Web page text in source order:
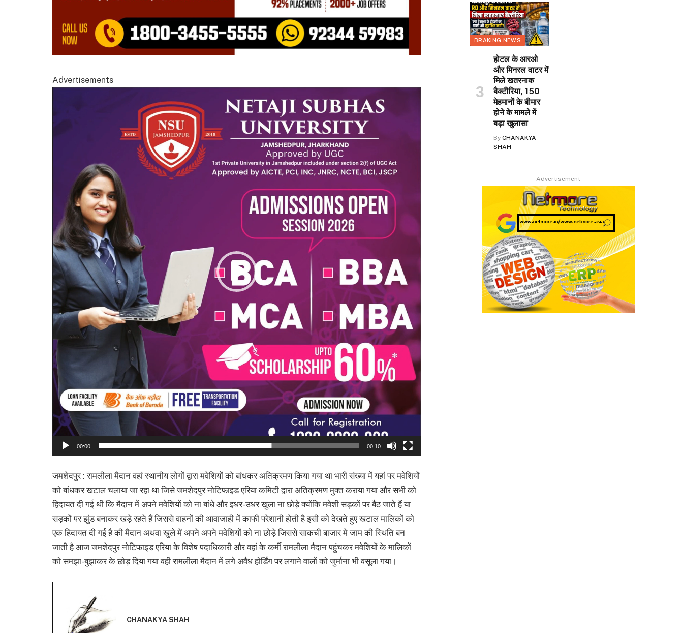
Advertisements
00:00 00:10
जमशेदपुर : रामलीला मैदान वहां स्थानीय लोगों द्वारा मवेशियों को बांधकर अतिक्रमण किया गया था भारी संख्या में यहां पर मवेशियों
को बांधकर खटाल चलाया जा रहा था जिसे जमशेदपुर नोटिफाइड एरिया कमिटी द्वारा अतिक्रमण मुक्त कराया गया और सभी को
हिदायत दी गई थी कि मैदान में अपने मवेशियों को ना बांधे और इधर-उधर खुला ना छोड़े क्योंकि मवेशी सड़कों पर बैठ जाते हैं या
सड़कों पर झुंड बनाकर खड़े रहते हैं जिससे वाहनों की आवाजाही में काफी परेशानी होती है इसी को देखते हुए खटाल मालिकों को
एक हिदायत दी गई है की मैदान अथवा खुले में अपने अपने मवेशियों को ना छोड़े जिससे साकची बाजार मे जाम की स्थिति बन
जाती है आज जमशेदपुर नोटिफाइड एरिया के विशेष पदाधिकारी और वहां के कर्मी रामलीला मैदान पहुंचकर मवेशियों के मालिकों
को समझा-बुझाकर के छोड़ दिया गया वही रामलीला मैदान में लगे अवैध होर्डिंग पर लगाने वालों को जुर्माना भी वसूला गया।
CHANAKYA SHAH
BRAKING NEWS
होटल के आरओ
और मिनरल वाटर में
मिले खतरनाक
बैक्टीरिया, 150
मेहमानों के बीमार
होने के मामले में
बड़ा खुलासा
By CHANAKYA
SHAH
Advertisement